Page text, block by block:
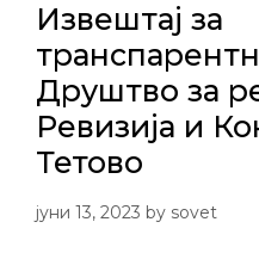
Извештај за
Друштво за
Ревизија и
Тетово
јуни 13, 2023 by sovet